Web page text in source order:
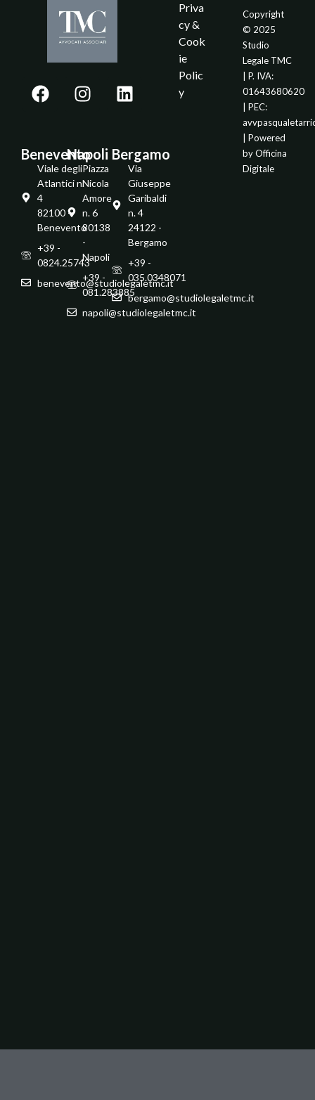
Benevento
Viale degli
Atlantici n.
4
82100 -
Benevento
+39 -
0824.25743
benevento@studiolegaletmc.it
Napoli
Piazza
Nicola
Amore
n. 6
80138
-
Napoli
+39 -
081.283885
napoli@studiolegaletmc.it
Bergamo
Via
Giuseppe
Garibaldi
n. 4
24122 -
Bergamo
+39 -
035.0348071
bergamo@studiolegaletmc.it
Priva
cy &
Cook
ie
Polic
y
Copyright
© 2025
Studio
Legale TMC
| P. IVA:
01643680620
| PEC:
| Powered
byOfficina
Digitale